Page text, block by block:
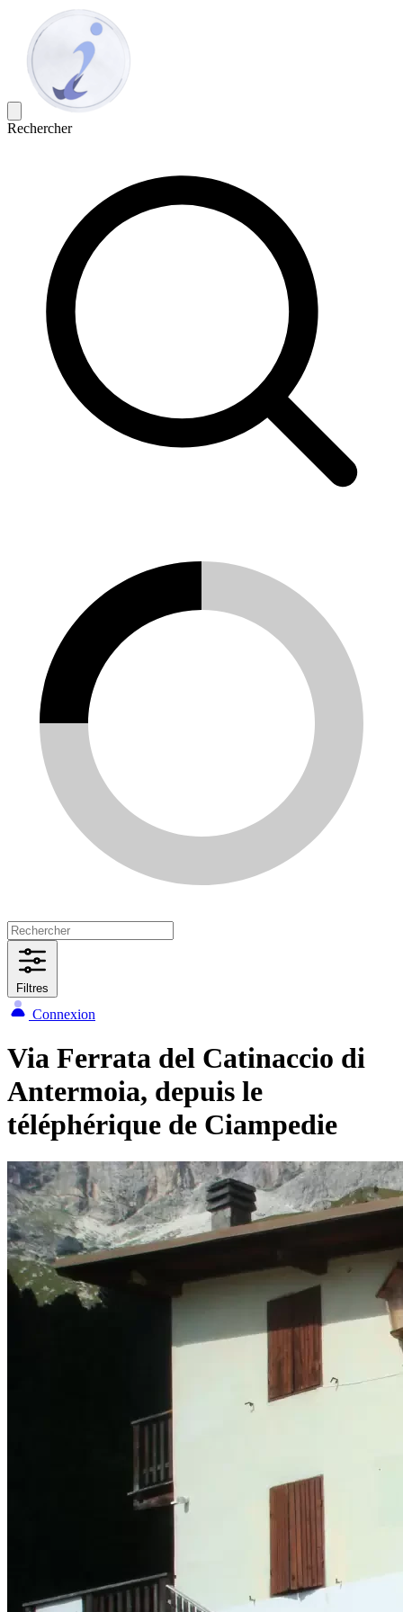
Rechercher
Filtres
Connexion
Via Ferrata del Catinaccio di
Antermoia, depuis le
téléphérique de Ciampedie